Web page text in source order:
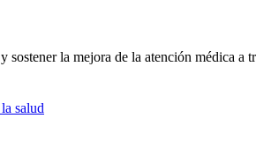
sostener la mejora de la atención médica
salud